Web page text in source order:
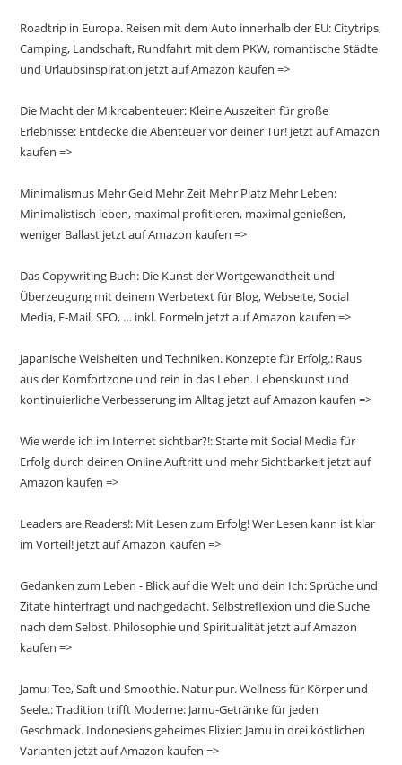
Roadtrip in Europa. Reisen mit dem Auto innerhalb der EU: Citytrips,
Camping, Landschaft, Rundfahrt mit dem PKW, romantische Städte
und Urlaubsinspiration jetzt auf Amazon kaufen =>
Die Macht der Mikroabenteuer: Kleine Auszeiten für große
Erlebnisse: Entdecke die Abenteuer vor deiner Tür! jetzt auf Amazon
kaufen =>
Minimalismus Mehr Geld Mehr Zeit Mehr Platz Mehr Leben:
Minimalistisch leben, maximal profitieren, maximal genießen,
weniger Ballast jetzt auf Amazon kaufen =>
Das Copywriting Buch: Die Kunst der Wortgewandtheit und
Überzeugung mit deinem Werbetext für Blog, Webseite, Social
Media, E-Mail, SEO, … inkl. Formeln jetzt auf Amazon kaufen =>
Japanische Weisheiten und Techniken. Konzepte für Erfolg.: Raus
aus der Komfortzone und rein in das Leben. Lebenskunst und
kontinuierliche Verbesserung im Alltag jetzt auf Amazon kaufen =>
Wie werde ich im Internet sichtbar?!: Starte mit Social Media für
Erfolg durch deinen Online Auftritt und mehr Sichtbarkeit jetzt auf
Amazon kaufen =>
Leaders are Readers!: Mit Lesen zum Erfolg! Wer Lesen kann ist klar
im Vorteil! jetzt auf Amazon kaufen =>
Gedanken zum Leben - Blick auf die Welt und dein Ich: Sprüche und
Zitate hinterfragt und nachgedacht. Selbstreflexion und die Suche
nach dem Selbst. Philosophie und Spiritualität jetzt auf Amazon
kaufen =>
Jamu: Tee, Saft und Smoothie. Natur pur. Wellness für Körper und
Seele.: Tradition trifft Moderne: Jamu-Getränke für jeden
Geschmack. Indonesiens geheimes Elixier: Jamu in drei köstlichen
Varianten jetzt auf Amazon kaufen =>